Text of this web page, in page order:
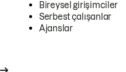
Bireysel girişimciler
Serbest çalışanlar
Ajanslar